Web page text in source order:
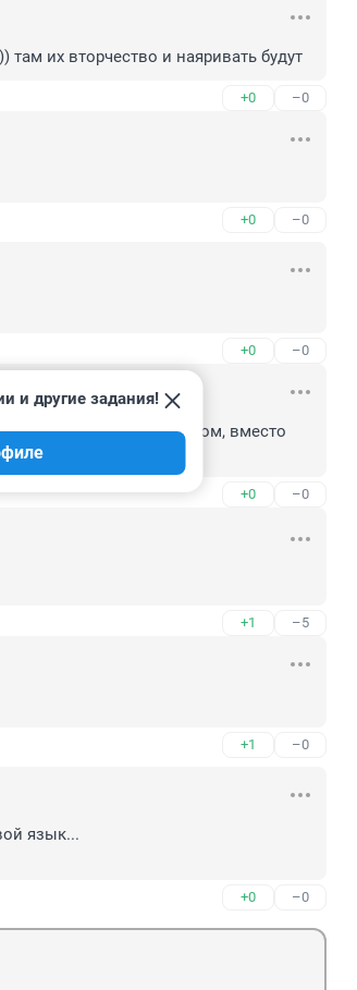
там их вторчество и наяривать будут
+0 –0
+0 –0
+0 –0
сырым продуктом, вместо
? ))))))))))
+0 –0
и другие задания!
+1 –5
+1 –0
язык...
+0 –0